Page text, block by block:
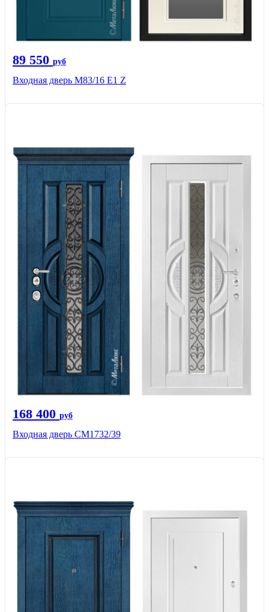
89 550 руб
Входная дверь M83/16 Е1 Z
168 400 руб
Входная дверь СМ1732/39